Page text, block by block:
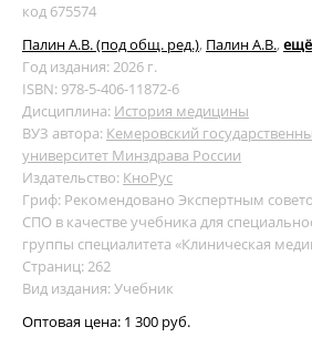
код 675574
Палин А.В. (под общ. ред.), Палин А.В., ещё
Год издания: 2026 г.
ISBN: 978-5-406-11872-6
Дисциплина: История медицины
ВУЗ автора: Кемеровский
университет Минздрава России
Издательство: КноРус
Гриф: Рекомендовано Экспертным
СПО в качестве учебника для
группы специалитета «Клиническая
Страниц: 262
Вид издания: Учебник
Оптовая цена: 1 300 руб.